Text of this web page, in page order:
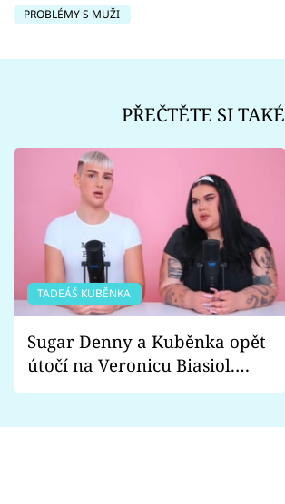
PROBLÉMY S MUŽI
PŘEČTĚTE SI TAKÉ
TADEÁŠ KUBĚNKA
Sugar Denny a Kuběnka opět
útočí na Veronicu Biasiol.
Proč je podle nich falešná a